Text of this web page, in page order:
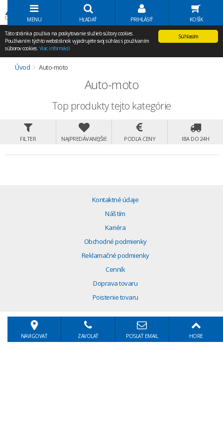
Volať Agem
MENU HĽADAŤ PRIHLÁSIŤ KOŠÍK
Súhlasím
Táto stránka používa na poskytovanie služieb súbory cookies.
Používaním týchto webstránok vyjadrujete svoj súhlas s používaním
súborov cookies. Viac informácií
Úvod Auto-moto
Auto-moto
Top produkty tejto kategórie
FILTER NAJPREDÁVANEJŠIE PODĽA CENY IBA DO 24H
Kontaktné údaje
Náš tím
Kariéra
Obchodné podmienky
Reklamačné podmienky
Cenník
Doprava tovaru
Poistenie tovaru
NAVIGOVAŤ ZAVOLAŤ POSLAŤ EMAIL HORE